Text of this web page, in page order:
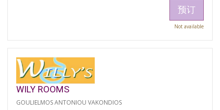
预订
Not available
WILY ROOMS
GOULIELMOS ANTONIOU VAKONDIOS